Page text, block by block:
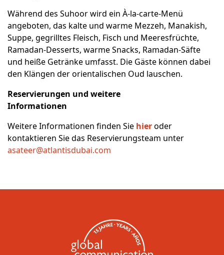
Während des Suhoor wird ein À-la-carte-Menü
angeboten, das kalte und warme Mezzeh, Manakish,
Suppe, gegrilltes Fleisch, Fisch und Meeresfrüchte,
Ramadan-Desserts, warme Snacks, Ramadan-Säfte
und heiße Getränke umfasst. Die Gäste können dabei
den Klängen der orientalischen Oud lauschen.
Reservierungen und weitere
Informationen
Weitere Informationen finden Sie hieroder
kontaktieren Sie das Reservierungsteam unter
asateer@atlantisdubai.com